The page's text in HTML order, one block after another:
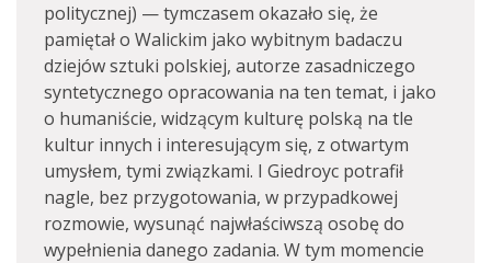
politycznej) — tymczasem okazało się, że
pamiętał o Walickim jako wybitnym badaczu
dziejów sztuki polskiej, autorze zasadniczego
syntetycznego opracowania na ten temat, i jako
o humaniście, widzącym kulturę polską na tle
kultur innych i interesującym się, z otwartym
umysłem, tymi związkami. I Giedroyc potrafił
nagle, bez przygotowania, w przypadkowej
rozmowie, wysunąć najwłaściwszą osobę do
wypełnienia danego zadania. W tym momencie